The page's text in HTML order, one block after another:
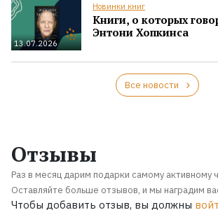
13.07.2026
Новинки книг
Книги, о которых
Энтони Хопкинса
Все новости
Отзывы
Раз в месяц дарим подарки самому активному
Оставляйте больше отзывов, и мы наградим
Чтобы добавить отзыв, вы должны